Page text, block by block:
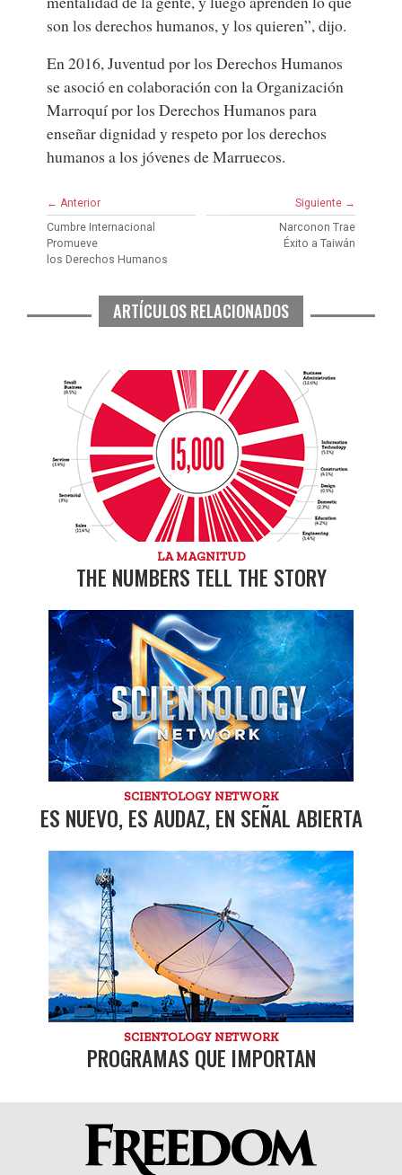
son los derechos humanos, y los quieren”, dijo.
En 2016, Juventud por los Derechos Humanos
se asoció en colaboración con la Organización
Marroquí por los Derechos Humanos para
enseñar dignidad y respeto por los derechos
humanos a los jóvenes de Marruecos.
← Anterior
Cumbre Internacional
Promueve
los Derechos Humanos
Siguiente →
Narconon Trae
Éxito a Taiwán
ARTÍCULOS RELACIONADOS
LA MAGNITUD
THE NUMBERS TELL THE STORY
SCIENTOLOGY NETWORK
ES NUEVO, ES AUDAZ, EN SEÑAL ABIERTA
SCIENTOLOGY NETWORK
PROGRAMAS QUE IMPORTAN